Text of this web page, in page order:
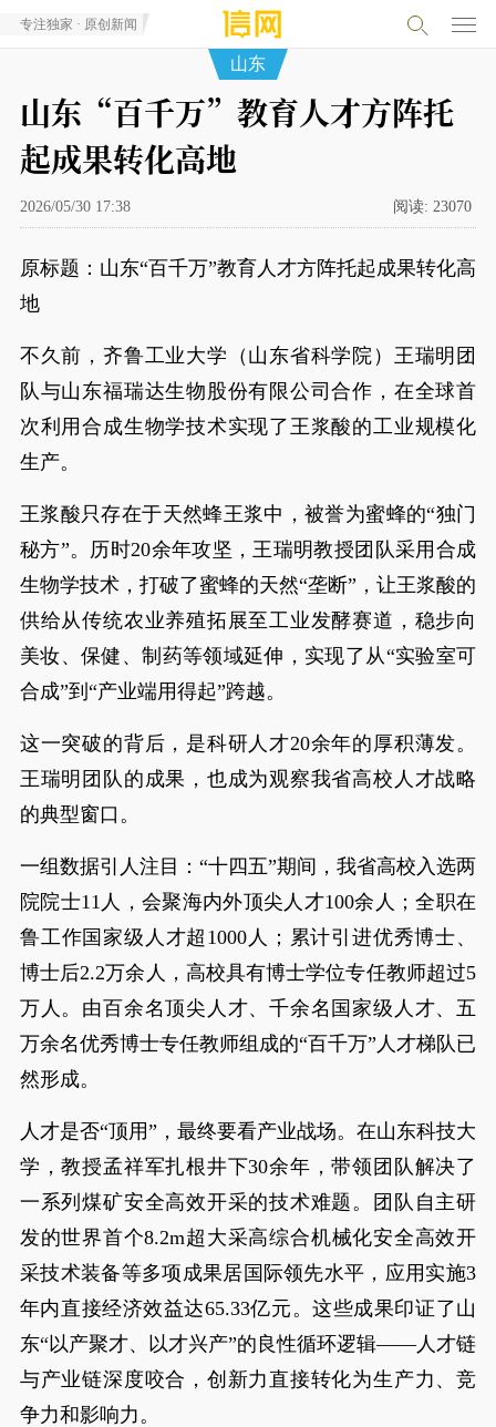
专注独家 · 原创新闻
山东
山东“百千万”教育人才方阵托
起成果转化高地
2026/05/30 17:38 阅读: 23070
原标题：山东“百千万”教育人才方阵托起成果转化高
地
不久前，齐鲁工业大学（山东省科学院）王瑞明团
队与山东福瑞达生物股份有限公司合作，在全球首
次利用合成生物学技术实现了王浆酸的工业规模化
生产。
王浆酸只存在于天然蜂王浆中，被誉为蜜蜂的“独门
秘方”。历时20余年攻坚，王瑞明教授团队采用合成
生物学技术，打破了蜜蜂的天然“垄断”，让王浆酸的
供给从传统农业养殖拓展至工业发酵赛道，稳步向
美妆、保健、制药等领域延伸，实现了从“实验室可
合成”到“产业端用得起”跨越。
这一突破的背后，是科研人才20余年的厚积薄发。
王瑞明团队的成果，也成为观察我省高校人才战略
的典型窗口。
一组数据引人注目：“十四五”期间，我省高校入选两
院院士11人，会聚海内外顶尖人才100余人；全职在
鲁工作国家级人才超1000人；累计引进优秀博士、
博士后2.2万余人，高校具有博士学位专任教师超过5
万人。由百余名顶尖人才、千余名国家级人才、五
万余名优秀博士专任教师组成的“百千万”人才梯队已
然形成。
人才是否“顶用”，最终要看产业战场。在山东科技大
学，教授孟祥军扎根井下30余年，带领团队解决了
一系列煤矿安全高效开采的技术难题。团队自主研
发的世界首个8.2m超大采高综合机械化安全高效开
采技术装备等多项成果居国际领先水平，应用实施3
年内直接经济效益达65.33亿元。这些成果印证了山
东“以产聚才、以才兴产”的良性循环逻辑——人才链
与产业链深度咬合，创新力直接转化为生产力、竞
争力和影响力。